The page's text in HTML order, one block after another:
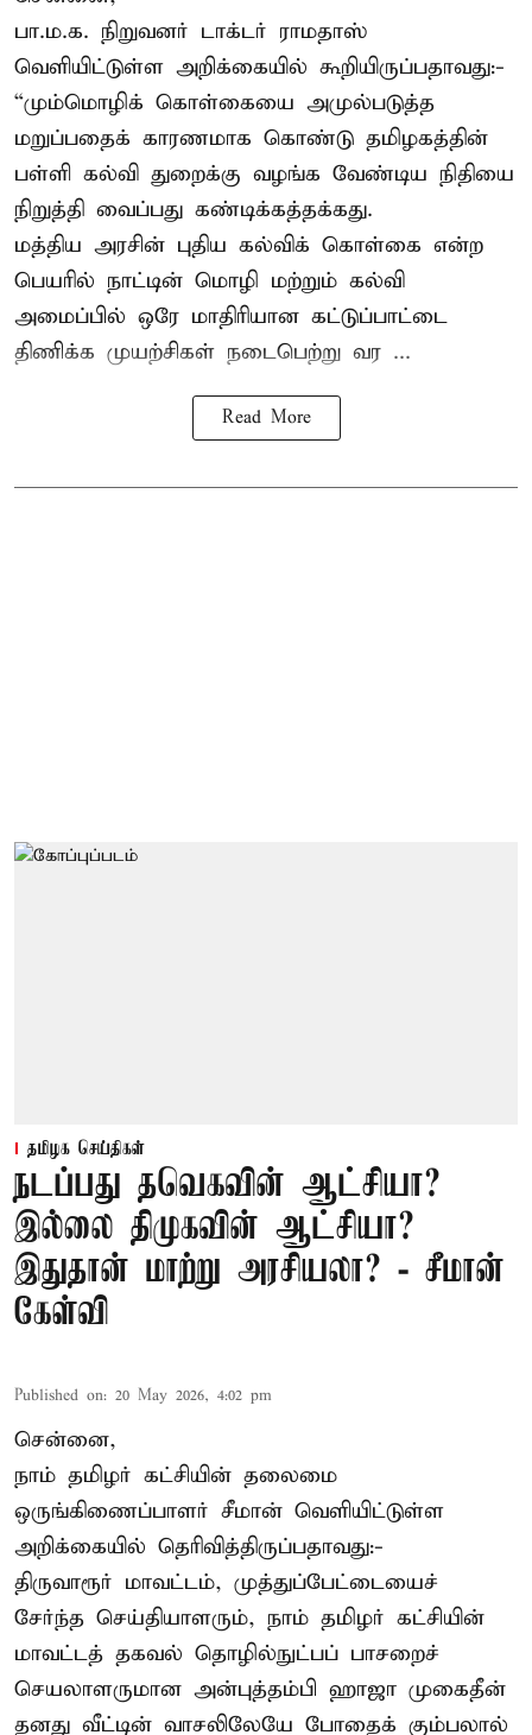
பா.ம.க. நிறுவனர் டாக்டர் ராமதாஸ்
வெளியிட்டுள்ள அறிக்கையில் கூறியிருப்பதாவது:-
“மும்மொழிக் கொள்கையை அமுல்படுத்த
மறுப்பதைக் காரணமாக கொண்டு தமிழகத்தின்
பள்ளி கல்வி துறைக்கு வழங்க வேண்டிய நிதியை
நிறுத்தி வைப்பது கண்டிக்கத்தக்கது.
மத்திய அரசின் புதிய கல்விக் கொள்கை என்ற
பெயரில் நாட்டின் மொழி மற்றும் கல்வி
அமைப்பில் ஒரே மாதிரியான கட்டுப்பாட்டை
திணிக்க முயற்சிகள் நடைபெற்று வர ...
Read More
தமிழக செய்திகள்
நடப்பது தவெகவின் ஆட்சியா?
இல்லை திமுகவின் ஆட்சியா?
இதுதான் மாற்று அரசியலா? - சீமான்
கேள்வி
Published on: 20 May 2026, 4:02 pm
சென்னை,
நாம் தமிழர் கட்சியின் தலைமை
ஒருங்கிணைப்பாளர் சீமான் வெளியிட்டுள்ள
அறிக்கையில் தெரிவித்திருப்பதாவது:-
திருவாரூர் மாவட்டம், முத்துப்பேட்டையைச்
சேர்ந்த செய்தியாளரும், நாம் தமிழர் கட்சியின்
மாவட்டத் தகவல் தொழில்நுட்பப் பாசறைச்
செயலாளருமான அன்புத்தம்பி ஹாஜா முகைதீன்
தனது வீட்டின் வாசலிலேயே போதைக் கும்பலால்